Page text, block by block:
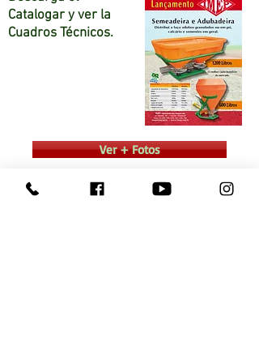
Catalogar y ver la
Cuadros Técnicos.
Ver + Fotos
Consulte a un Representante